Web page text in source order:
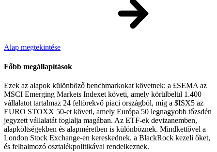
Alap megtekintése
Főbb megállapítások
Ezek az alapok különböző benchmarkokat követnek: a £SEMA az
MSCI Emerging Markets Indexet követi, amely körülbelül 1.400
vállalatot tartalmaz 24 feltörekvő piaci országból, míg a $ISX5 az
EURO STOXX 50-et követi, amely Európa 50 legnagyobb tőzsdén
jegyzett vállalatát foglalja magában. Az ETF-ek devizanemben,
alapköltségekben és alapméretben is különböznek. Mindkettővel a
London Stock Exchange-en kereskednek, a BlackRock kezeli őket,
és felhalmozó osztalékpolitikával rendelkeznek.